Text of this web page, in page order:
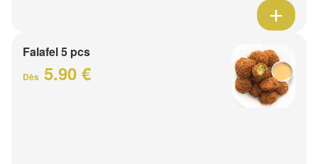
Falafel 5 pcs
Dès 5.90 €